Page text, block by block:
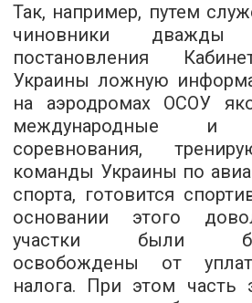
Так, например, путем
чиновники
постановления
Украины ложную
на аэродромах ОСОУ
международные и
соревнования,
команды Украины по
спорта, готовится
основании этого
участки были
освобождены от
налога. При этом часть